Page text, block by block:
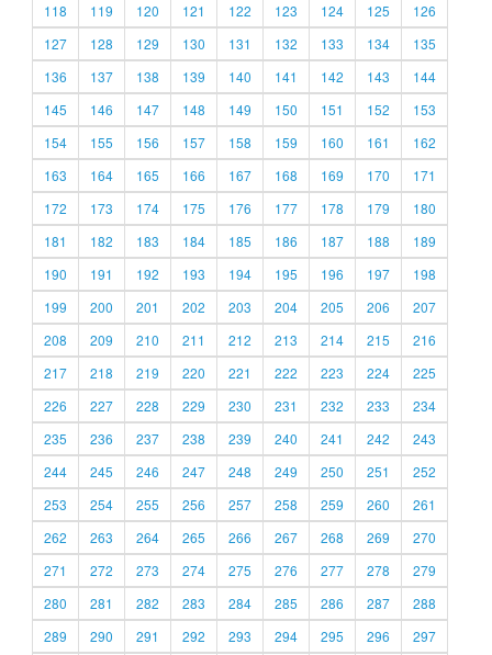
118
119 120 121 122 123 124 125
126
127
128 129 130 131 132 133 134
135
136
137 138 139 140 141 142 143
144
145
146 147 148 149 150 151 152
153
154
155 156 157 158 159 160 161
162
163
164 165 166 167 168 169 170
171
172
173 174 175 176 177 178 179
180
181
182 183 184 185 186 187 188
189
190
191 192 193 194 195 196 197
198
199
200 201 202 203 204 205 206
207
208
209 210 211 212 213 214 215
216
217
218 219 220 221 222 223 224
225
226
227 228 229 230 231 232 233
234
235
236 237 238 239 240 241 242
243
244
245 246 247 248 249 250 251
252
253
254 255 256 257 258 259 260
261
262
263 264 265 266 267 268 269
270
271
272 273 274 275 276 277 278
279
280
281 282 283 284 285 286 287
288
289
290 291 292 293 294 295 296 297